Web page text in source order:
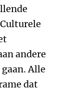
andere
Alle
dat